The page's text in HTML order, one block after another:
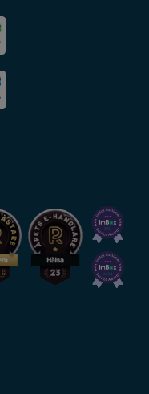
2024